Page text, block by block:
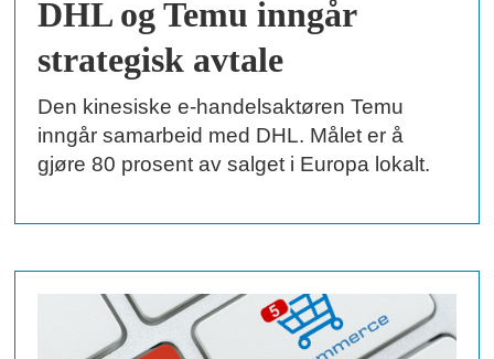
DHL og Temu inngår
strategisk avtale
Den kinesiske e-handelsaktøren Temu
inngår samarbeid med DHL. Målet er å
gjøre 80 prosent av salget i Europa lokalt.